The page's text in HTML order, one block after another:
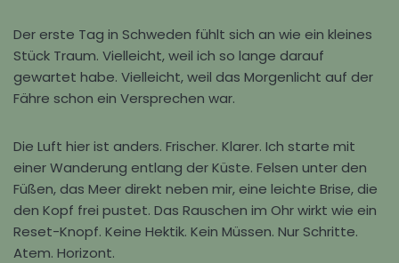
Der erste Tag in Schweden fühlt sich an wie ein kleines
Stück Traum. Vielleicht, weil ich so lange darauf
gewartet habe. Vielleicht, weil das Morgenlicht auf der
Fähre schon ein Versprechen war.
Die Luft hier ist anders. Frischer. Klarer. Ich starte mit
einer Wanderung entlang der Küste. Felsen unter den
Füßen, das Meer direkt neben mir, eine leichte Brise, die
den Kopf frei pustet. Das Rauschen im Ohr wirkt wie ein
Reset-Knopf. Keine Hektik. Kein Müssen. Nur Schritte.
Atem. Horizont.